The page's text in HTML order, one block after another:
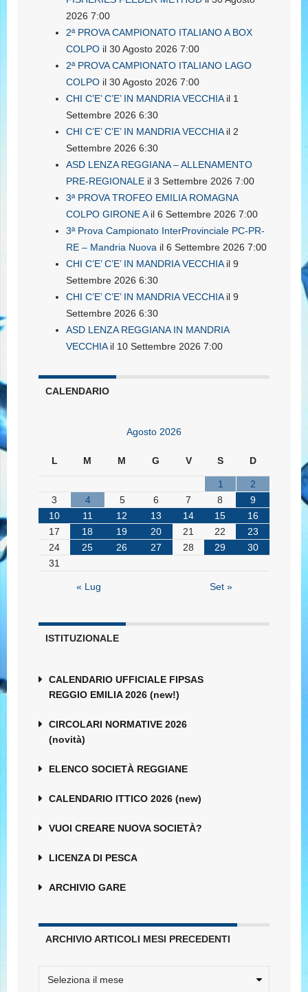
2026 7:00
2ª PROVA CAMPIONATO ITALIANO A BOX
COLPO il 30 Agosto 2026 7:00
2ª PROVA CAMPIONATO ITALIANO LAGO
COLPO il 30 Agosto 2026 7:00
CHI C’E’ C’E’ IN MANDRIA VECCHIAil 1
Settembre 2026 6:30
CHI C’E’ C’E’ IN MANDRIA VECCHIAil 2
Settembre 2026 6:30
ASD LENZA REGGIANA – ALLENAMENTO
PRE-REGIONALE il 3 Settembre 2026 7:00
3ª PROVA TROFEO EMILIA ROMAGNA
COLPO GIRONE Ail 6 Settembre 2026 7:00
3ª Prova Campionato InterProvinciale PC-PR-
RE – Mandria Nuova il 6 Settembre 2026 7:00
CHI C’E’ C’E’ IN MANDRIA VECCHIAil 9
Settembre 2026 6:30
CHI C’E’ C’E’ IN MANDRIA VECCHIAil 9
Settembre 2026 6:30
ASD LENZA REGGIANA IN MANDRIA
VECCHIAil 10 Settembre 2026 7:00
CALENDARIO
Agosto 2026
L M M G V S D
1
2
3
4 5 6 7 8
9
10
11 12 13 14 15
16
17
18 19 20 21 22
23
24
25 26 27 28 29
30
31
« Lug Set »
ISTITUZIONALE
CALENDARIO UFFICIALE FIPSAS
REGGIO EMILIA 2026 (new!)
CIRCOLARI NORMATIVE 2026
(novità)
ELENCO SOCIETÀ REGGIANE
CALENDARIO ITTICO 2026 (new)
VUOI CREARE NUOVA SOCIETÀ?
LICENZA DI PESCA
ARCHIVIO GARE
ARCHIVIO ARTICOLI MESI PRECEDENTI